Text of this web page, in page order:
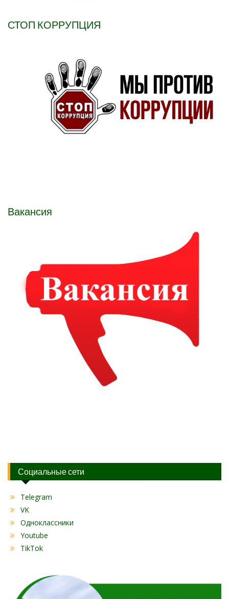
СТОП КОРРУПЦИЯ
Вакансия
Социальные сети
Telegram
VK
Одноклассники
Youtube
TikTok